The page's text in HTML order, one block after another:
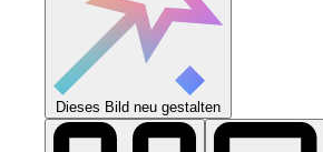
Dieses Bild neu gestalten